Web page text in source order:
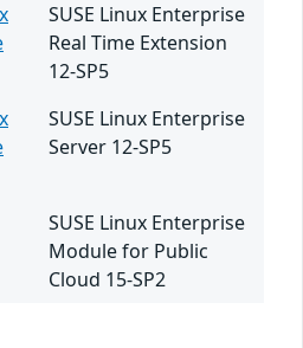
SUSE Linux Enterprise
Real Time Extension
12-SP5
SUSE Linux Enterprise
Server 12-SP5
SUSE Linux Enterprise
Module for Public
Cloud 15-SP2